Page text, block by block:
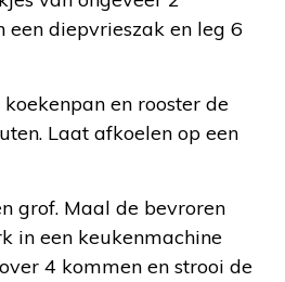
een diepvrieszak en leg 6
en rooster de
Laat afkoelen op een
grof. Maal de bevroren
in een keukenmachine
4 kommen en strooi de